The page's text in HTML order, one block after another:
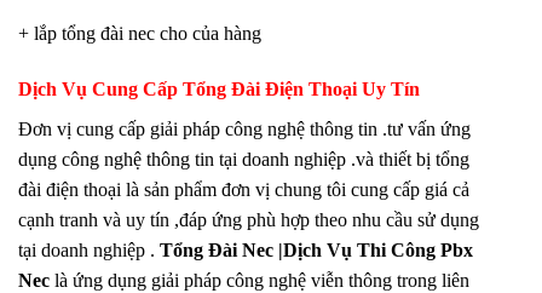
+ lắp tổng đài nec cho của hàng
Dịch Vụ Cung Cấp Tổng Đài Điện Thoại Uy Tín
Đơn vị cung cấp giải pháp công nghệ thông tin .tư vấn ứng
dụng công nghệ thông tin tại doanh nghiệp .và thiết bị tổng
đài điện thoại là sản phẩm đơn vị chung tôi cung cấp giá cả
cạnh tranh và uy tín ,đáp ứng phù hợp theo nhu cầu sử dụng
tại doanh nghiệp . Tổng Đài Nec |Dịch Vụ Thi Công Pbx
Nec là ứng dụng giải pháp công nghệ viễn thông trong liên